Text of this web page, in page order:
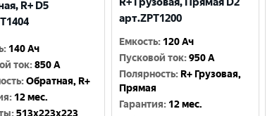
R+ D5
: 140 Ач
ток:850 A
:Обратная, R+
: 12 мес.
арт.ZPT1200
Емкость: 120 Ач
Пусковой ток:950 A
Полярность: R+ Грузовая,
Прямая
Гарантия: 12 мес.